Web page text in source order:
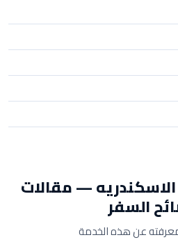
— مقالات
السفر
عن هذه الخدمة